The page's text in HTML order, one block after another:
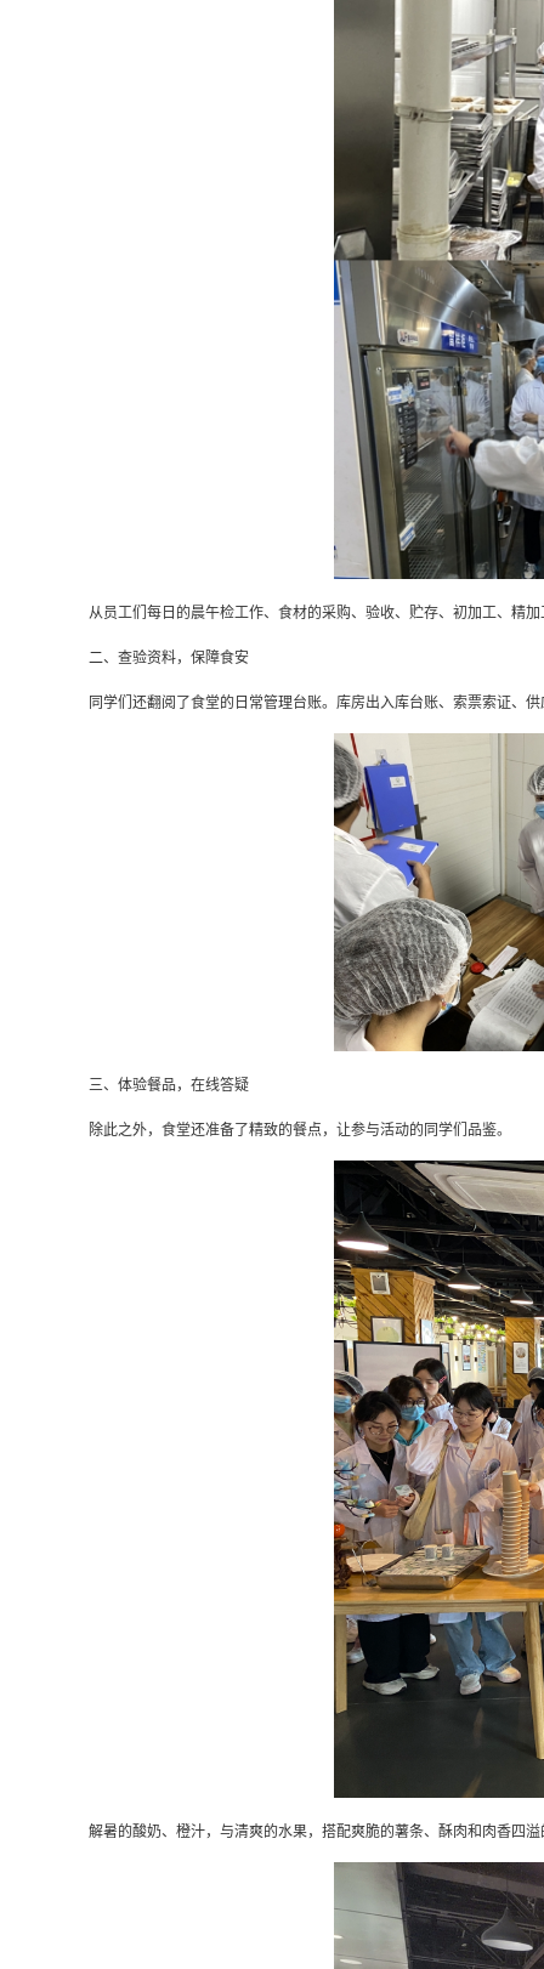
从员工们每日的晨午检工作、食材的采购、验收、贮存、初加工、精
二、查验资料，保障食安
同学们还翻阅了食堂的日常管理台账。库房出入库台账、索票索证、
三、体验餐品，在线答疑
除此之外，食堂还准备了精致的餐点，让参与活动的同学们品鉴。
解暑的酸奶、橙汁，与清爽的水果，搭配爽脆的薯条、酥肉和肉香四